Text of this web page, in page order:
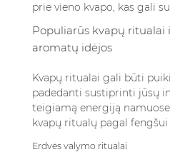
prie vieno kvapo, kas gali
Populiarūs kvapų ritualai
aromatų idėjos
Kvapų ritualai gali būti
padedanti sustiprinti jūsų
teigiamą energiją
kvapų ritualų pagal
Erdvės valymo ritualai